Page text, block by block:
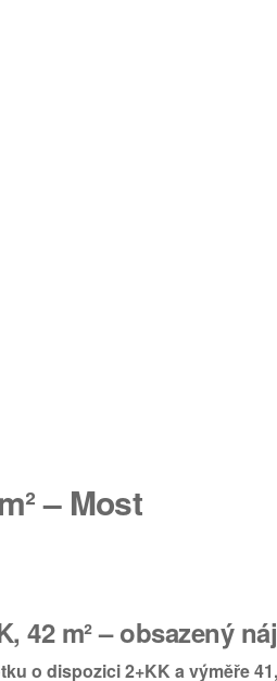
– Most
42 m² – obsazený
o dispozici 2+KK a výměře